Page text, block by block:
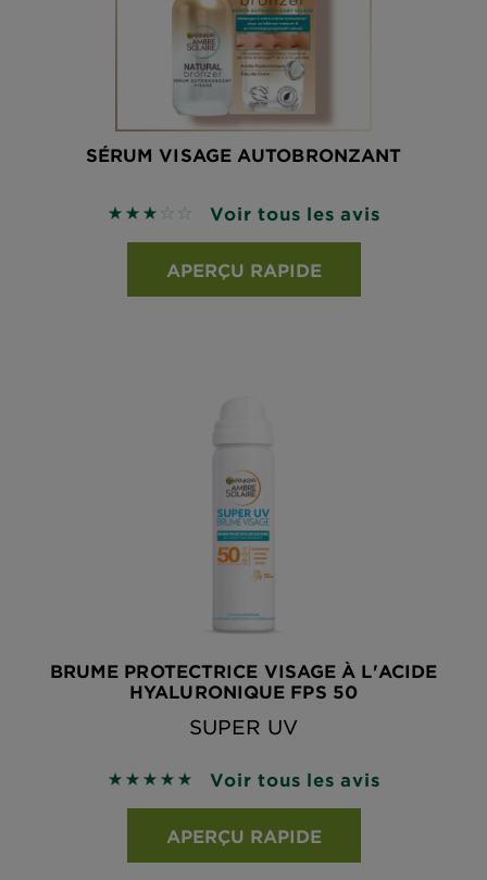
SÉRUM VISAGE AUTOBRONZANT
3 sur 5 étoiles basé sur les avis
Voir tous les avis
APERÇU RAPIDE
BRUME PROTECTRICE VISAGE À L'ACIDE
HYALURONIQUE FPS 50
SUPER UV
5 sur 5 étoiles basé sur les avis
Voir tous les avis
APERÇU RAPIDE